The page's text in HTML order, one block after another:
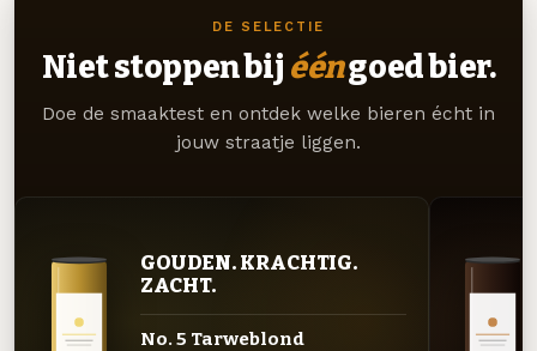
DE SELECTIE
Niet stoppen bij ééngoed bier.
Doe de smaaktest en ontdek welke bieren écht in
jouw straatje liggen.
GOUDEN. KRACHTIG.
ZACHT.
No. 5 Tarweblond